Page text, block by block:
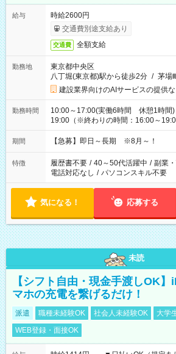
給与
時給2600円
交通費別途支給あり
交通費 全額支給
勤務地
東京都中央区
八丁堀(東京都)駅から徒歩2分 / 茅場
建設業界向けのAIサービスの提供
勤務時間
10:00～17:00(実働6時間 休憩1時間
19:00（※終わりの時間：16:00～
期間 【急募】即日～長期 ※8月～！
特徴 履歴書不要 / 40～50代活躍中 / 副業
電話対応なし / パソコンスキル不要
気になる！ 応募する
未読
【シフト自由・現金手渡しOK
マホの充電を繋げるだけ！
派遣 職種未経験OK 社会人未経験OK 大学
WEB登録・面接OK